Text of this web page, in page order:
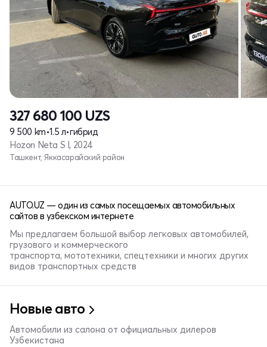
327 680 100 UZS
9 500 km•1.5 л•гибрид
Hozon Neta S I, 2024
Ташкент, Яккасарайский район
AUTO.UZ — один из самых посещаемых автомобильных
сайтов в узбекском интернете
Мы предлагаем большой выбор легковых автомобилей,
грузового и коммерческого
транспорта, мототехники, спецтехники и многих других
видов транспортных средств
Новые авто
Автомобили из салона от официальных дилеров
Узбекистана